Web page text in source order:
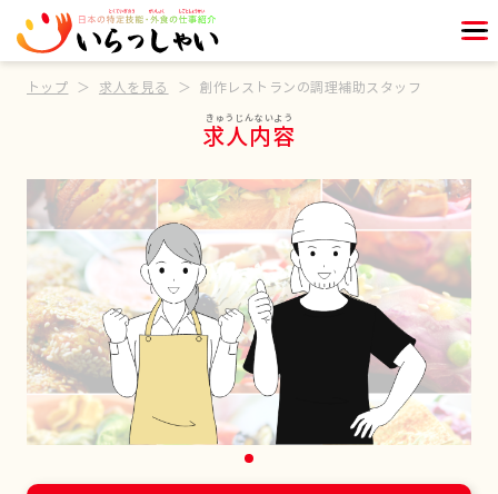
トップ 求人を見る 創作レストランの調理補助スタッフ
求人内容